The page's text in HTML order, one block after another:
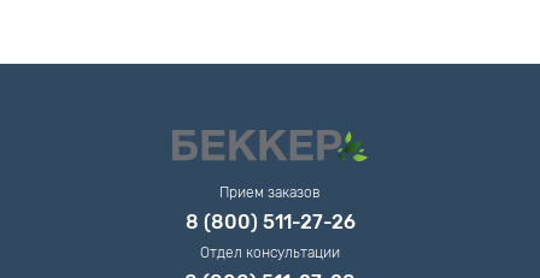
Прием заказов
8 (800) 511-27-26
Отдел консультации